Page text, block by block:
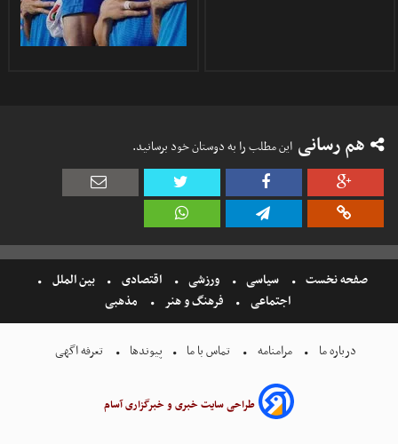
هم رسانی این مطلب را به دوستان خود برسانید.
صفحه نخست سیاسی ورزشی اقتصادی
بین الملل
اجتماعی
فرهنگ و هنر مذهبی
درباره ما مرامنامه تماس با ما پیوندها تعرفه اگهی
طراحی سایت خبری و خبرگزاری آسام